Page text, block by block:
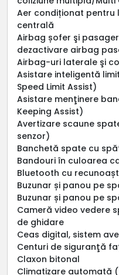
Aer condiționat pentru
centrală
Airbag șofer şi
dezactivare airbag
Airbag-uri laterale şi
Asistare inteligentă
Speed Limit Assist)
Asistare menţinere
Keeping Assist)
Avertizare scaune
senzor)
Banchetă spate cu
Bandouri în culoarea
Bluetooth cu
Buzunar și panou pe
Buzunar și panou pe
Cameră video vedere
de ghidare
Ceas digital, sistem
Centuri de siguranţă
Claxon bitonal
Climatizare automată